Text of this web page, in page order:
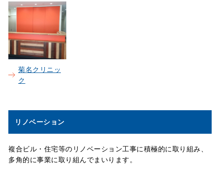
菊名クリニッ
ク
リノベーション
複合ビル・住宅等のリノベーション工事に積極的に取り組み、
多角的に事業に取り組んでまいります。